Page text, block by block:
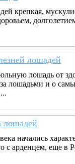
крепкая,
лошадей
лошадь от
лошадьми и о
лошадей
начались
с арденцем, еще в